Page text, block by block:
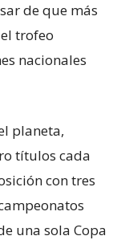
de que más
trofeo
nacionales
planeta,
títulos cada
con tres
una sola Copa